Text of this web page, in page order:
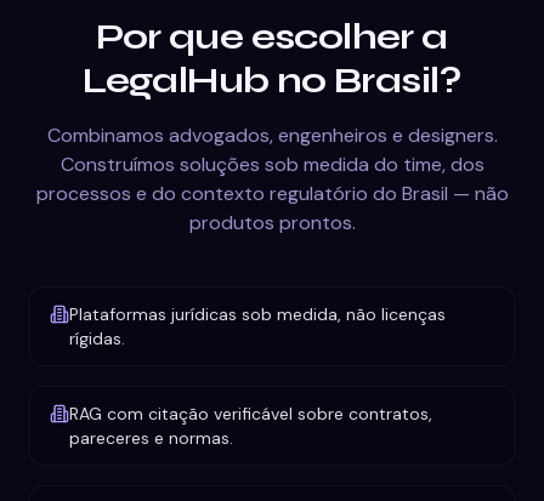
Por que escolher a
LegalHub no Brasil?
Combinamos advogados, engenheiros e designers.
Construímos soluções sob medida do time, dos
processos e do contexto regulatório do Brasil — não
produtos prontos.
Plataformas jurídicas sob medida, não licenças
rígidas.
RAG com citação verificável sobre contratos,
pareceres e normas.